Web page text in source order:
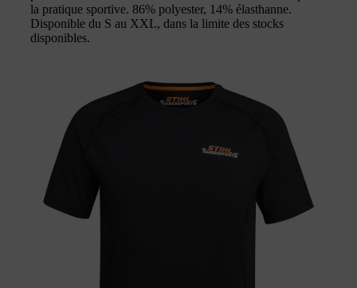
la pratique sportive. 86% polyester, 14% élasthanne.
Disponible du S au XXL, dans la limite des stocks
disponibles.